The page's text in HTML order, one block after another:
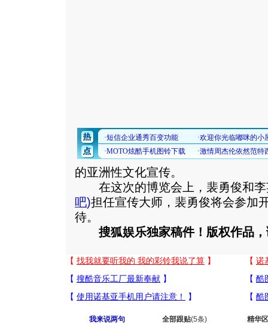
的亚洲性文化宣传。
在这次的博览会上，裴勇俊和李
吧)担任宣传大师，裴勇俊将会参加
待。
搜狐娱乐独家稿件！版权作品
我来说两句 全部跟贴(5条) 精华区